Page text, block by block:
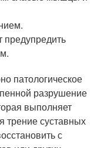
патологическое
разрушение
выполняет
трение суставных
с